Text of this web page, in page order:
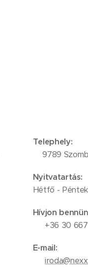
Telephely:
📍9789
Nyitvatartás:
Hétfő -
Hívjon
📞 +36 30
E-mail:
✉️